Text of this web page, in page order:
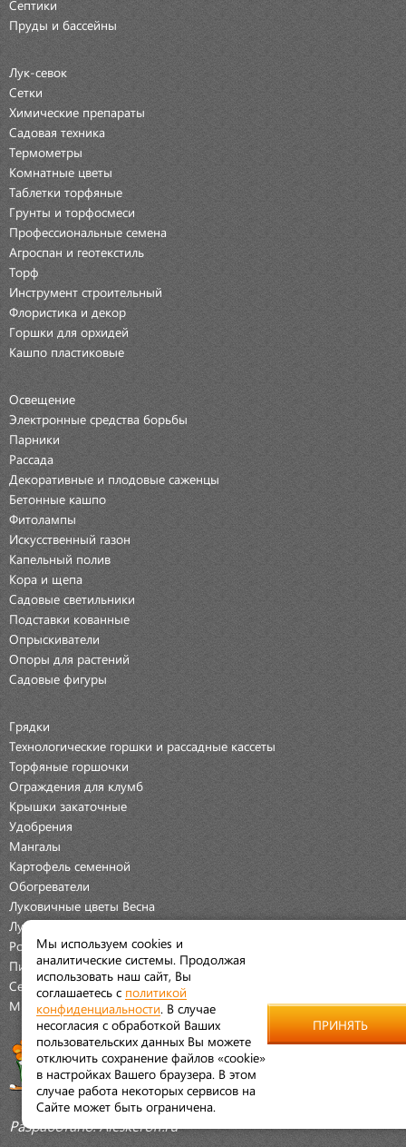
Септики
Пруды и бассейны
Лук-севок
Сетки
Химические препараты
Садовая техника
Термометры
Комнатные цветы
Таблетки торфяные
Грунты и торфосмеси
Профессиональные семена
Агроспан и геотекстиль
Торф
Инструмент строительный
Флористика и декор
Горшки для орхидей
Кашпо пластиковые
Освещение
Электронные средства борьбы
Парники
Рассада
Декоративные и плодовые саженцы
Бетонные кашпо
Фитолампы
Искусственный газон
Капельный полив
Кора и щепа
Садовые светильники
Подставки кованные
Опрыскиватели
Опоры для растений
Садовые фигуры
Грядки
Технологические горшки и рассадные кассеты
Торфяные горшочки
Ограждения для клумб
Крышки закаточные
Удобрения
Мангалы
Картофель семенной
Обогреватели
Луковичные цветы Весна
Луковичные цветы Осень
Розы
Пионы
Семена Овощей
Мраморная крошка
Разработано:
Мы используем cookies и
аналитические системы. Продолжая
использовать наш сайт, Вы
соглашаетесь с политикой
конфиденциальности . В случае
несогласия с обработкой Ваших
пользовательских данных Вы можете
отключить сохранение файлов «cookie»
в настройках Вашего браузера. В этом
случае работа некоторых сервисов на
Сайте может быть ограничена.
ПРИНЯТЬ